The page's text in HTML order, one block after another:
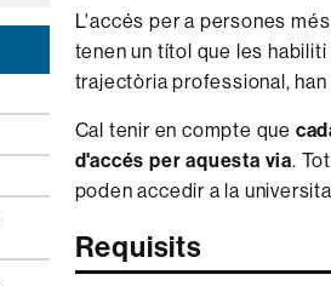
L'accés per a persones
tenen un títol que les
trajectòria professional,
Cal tenir en compte que
d'accés per aquesta via.
poden accedir a la
Requisits